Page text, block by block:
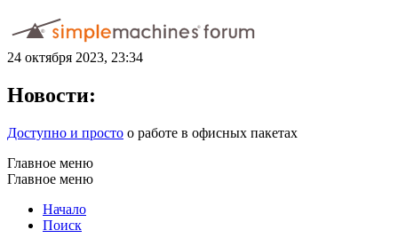
24 октября 2023, 23:34
Новости:
Доступно и просто о работе в офисных пакетах
Главное меню
Главное меню
Начало
Поиск